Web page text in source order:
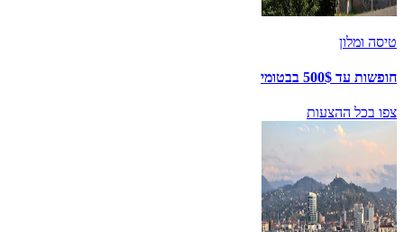
טיסה ומלון
חופשות עד 500$ בבטומי
צפו בכל ההצעות